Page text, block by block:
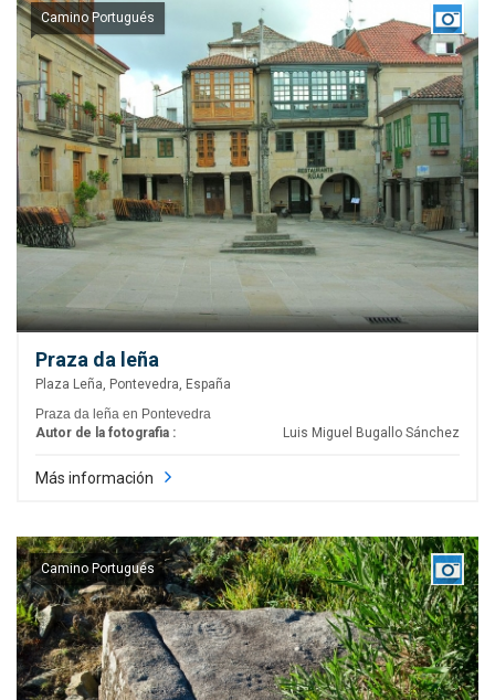
Camino Portugués
Praza da leña
Plaza Leña, Pontevedra, España
Praza da leña en Pontevedra
Autor de la fotografia :
Luis Miguel Bugallo Sánchez
Más información
Camino Portugués